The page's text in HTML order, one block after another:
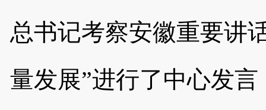
总书记考察安徽重要讲
量发展”进行了中心发